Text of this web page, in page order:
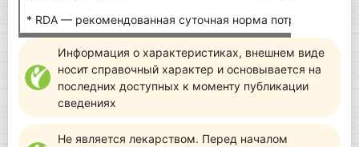
* RDA — рекомендованная суточная норма потребления.
Информация о характеристиках, внешнем виде
носит справочный характер и основывается на
последних доступных к моменту публикации
сведениях
Не является лекарством. Перед началом